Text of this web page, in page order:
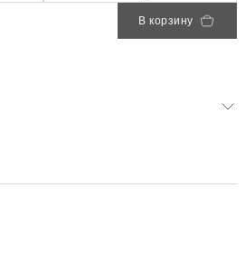
В корзину